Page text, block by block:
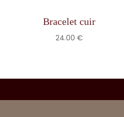
Bracelet cuir
24.00 €